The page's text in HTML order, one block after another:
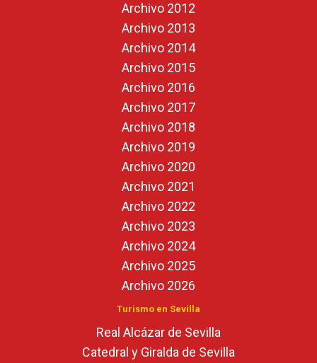
Archivo 2012
Archivo 2013
Archivo 2014
Archivo 2015
Archivo 2016
Archivo 2017
Archivo 2018
Archivo 2019
Archivo 2020
Archivo 2021
Archivo 2022
Archivo 2023
Archivo 2024
Archivo 2025
Archivo 2026
Turismo en Sevilla
Real Alcázar de Sevilla
Catedral y Giralda de Sevilla